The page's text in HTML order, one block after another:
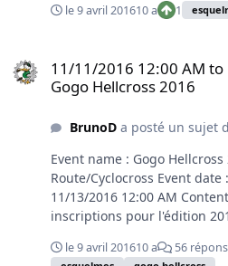
le 9 avril 201610 a 1
11/11/2016 12:00 AM
Gogo Hellcross 2016
BrunoDa posté un sujet
Event name : Gogo
Route/Cyclocross Event date :
11/13/2016 12:00 AM Content : Heureux Bzstzrd, les
inscriptions pour l'édition 2016 est ouvert.
blog ou sur FB http://thegogooohellcross.blogspot.be/
le 9 avril 201610 a 56